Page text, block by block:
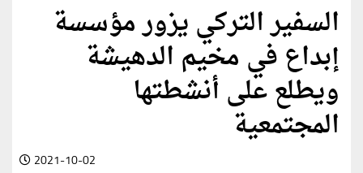
السفير التركي يزور مؤسسة
إبداع في مخيم الدهيشة
ويطلع على أنشطتها
المجتمعية
2021-10-02